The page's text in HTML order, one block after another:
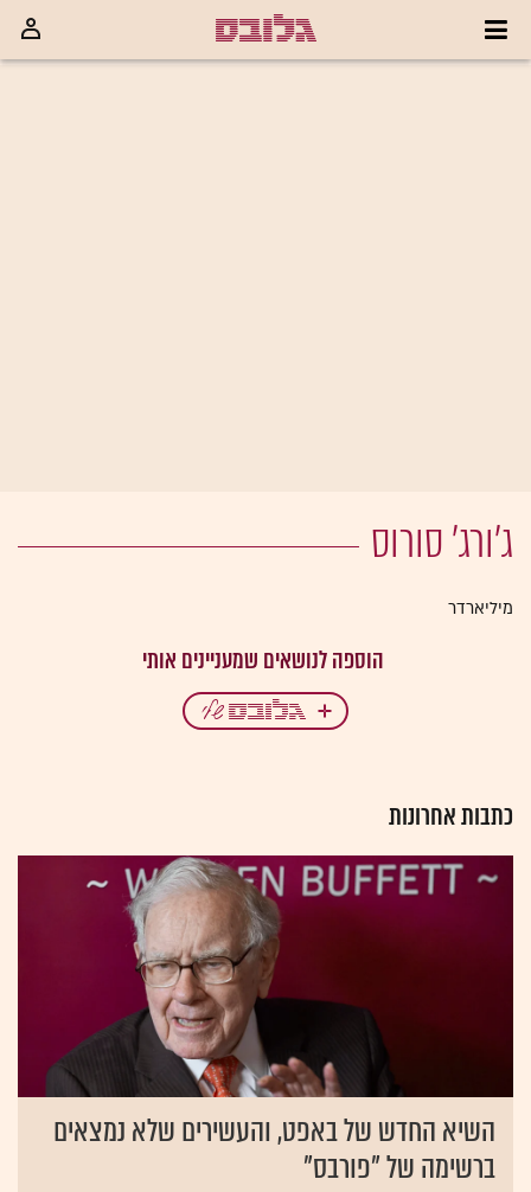
ג'ורג' סורוס
מיליארדר
כתבות אחרונות
השיא החדש של באפט, והעשירים שלא נמצאים
ברשימה של "פורבס"